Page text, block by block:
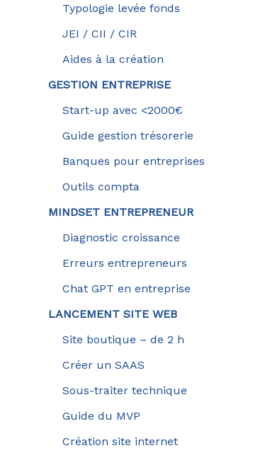
Typologie levée fonds
JEI / CII / CIR
Aides à la création
GESTION ENTREPRISE
Start-up avec <2000€
Guide gestion trésorerie
Banques pour entreprises
Outils compta
MINDSET ENTREPRENEUR
Diagnostic croissance
Erreurs entrepreneurs
Chat GPT en entreprise
LANCEMENT SITE WEB
Site boutique – de 2 h
Créer un SAAS
Sous-traiter technique
Guide du MVP
Création site internet